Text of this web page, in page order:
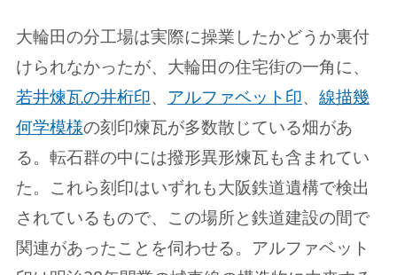
大輪田の分工場は実際に操業したかどうか裏付
けられなかったが、大輪田の住宅街の一角に、
若井煉瓦の井桁印、 アルファベット印、 線描幾
何学模様の刻印煉瓦が多数散じている畑があ
る。転石群の中には撥形異形煉瓦も含まれてい
た。これら刻印はいずれも大阪鉄道遺構で検出
されているもので、この場所と鉄道建設の間で
関連があったことを伺わせる。アルファベット